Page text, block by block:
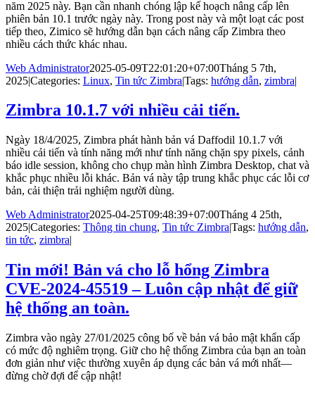
năm 2025 này. Bạn cần nhanh chóng lập kế hoạch nâng cấp lên
phiên bản 10.1 trước ngày này. Trong post này và một loạt các post
tiếp theo, Zimico sẽ hướng dẫn bạn cách nâng cấp Zimbra theo
nhiều cách thức khác nhau.
Web Administrator2025-05-09T22:01:20+07:00Tháng 5 7th,
2025|Categories: Linux, Tin tức Zimbra|Tags: hướng dẫn, zimbra|
Zimbra 10.1.7 với nhiều cải tiến.
Ngày 18/4/2025, Zimbra phát hành bản vá Daffodil 10.1.7 với
nhiều cải tiến và tính năng mới như tính năng chặn spy pixels, cảnh
báo idle session, không cho chụp màn hình Zimbra Desktop, chat và
khắc phục nhiều lỗi khác. Bản vá này tập trung khắc phục các lỗi cơ
bản, cải thiện trải nghiệm người dùng.
Web Administrator2025-04-25T09:48:39+07:00Tháng 4 25th,
2025|Categories: Thông tin chung, Tin tức Zimbra|Tags: hướng dẫn,
tin tức, zimbra|
Tin mới! Bản vá cho lỗ hổng Zimbra
CVE-2024-45519 – Luôn cập nhật để giữ
hệ thống an toàn.
Zimbra vào ngày 27/01/2025 công bố về bản vá bảo mật khẩn cấp
có mức độ nghiêm trọng. Giữ cho hệ thống Zimbra của bạn an toàn
đơn giản như việc thường xuyên áp dụng các bản vá mới nhất—
đừng chờ đợi để cập nhật!